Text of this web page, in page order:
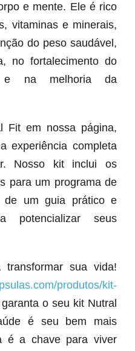
e mente. Ele é rico
vitaminas e minerais,
do peso saudável,
no fortalecimento do
e na melhoria da
Fit em nossa página,
experiência completa
Nosso kit inclui os
para um programa de
de um guia prático e
potencializar seus
sua vida!
produtos/kit-
o seu kit Nutral
é seu bem mais
é a chave para viver